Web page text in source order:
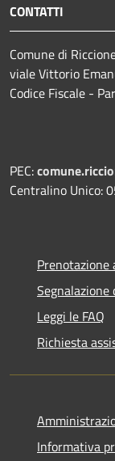
CONTATTI
Comune di
viale Vittorio
Codice Fiscale -
PEC:
Centralino Unico:
Segnalazione
Leggi le FAQ
Richiesta
Informativa